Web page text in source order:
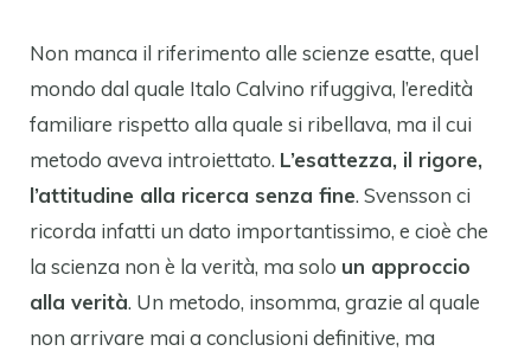
Non manca il riferimento alle scienze esatte, quel
mondo dal quale Italo Calvino rifuggiva, l’eredità
familiare rispetto alla quale si ribellava, ma il cui
metodo aveva introiettato. L’esattezza, il rigore,
l’attitudine alla ricerca senza fine. Svensson ci
ricorda infatti un dato importantissimo, e cioè che
la scienza non è la verità, ma solo un approccio
alla verità. Un metodo, insomma, grazie al quale
non arrivare mai a conclusioni definitive, ma